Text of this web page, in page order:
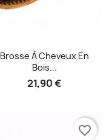
Aperçu rapide
Brosse À Cheveux En
Bois...
21,90 €
favorite_border